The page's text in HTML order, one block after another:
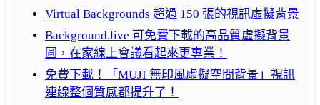
Virtual Backgrounds 超過 150 張的視訊虛擬背景
Background.live 可免費下載的高品質虛擬背景
圖，在家線上會議看起來更專業！
免費下載！「MUJI 無印風虛擬空間背景」視訊
連線整個質感都提升了！